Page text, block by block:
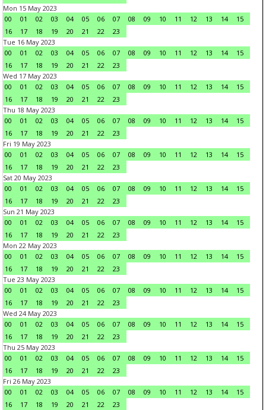
Mon 15 May 2023
00
01 02 03 04 05 06 07 08 09 10 11 12 13 14
15
16
17 18 19 20 21 22
23
Tue 16 May 2023
00
01 02 03 04 05 06 07 08 09 10 11 12 13 14
15
16
17 18 19 20 21 22
23
Wed 17 May 2023
00
01 02 03 04 05 06 07 08 09 10 11 12 13 14
15
16
17 18 19 20 21 22
23
Thu 18 May 2023
00
01 02 03 04 05 06 07 08 09 10 11 12 13 14
15
16
17 18 19 20 21 22
23
Fri 19 May 2023
00
01 02 03 04 05 06 07 08 09 10 11 12 13 14
15
16
17 18 19 20 21 22
23
Sat 20 May 2023
00
01 02 03 04 05 06 07 08 09 10 11 12 13 14
15
16
17 18 19 20 21 22
23
Sun 21 May 2023
00
01 02 03 04 05 06 07 08 09 10 11 12 13 14
15
16
17 18 19 20 21 22
23
Mon 22 May 2023
00
01 02 03 04 05 06 07 08 09 10 11 12 13 14
15
16
17 18 19 20 21 22
23
Tue 23 May 2023
00
01 02 03 04 05 06 07 08 09 10 11 12 13 14
15
16
17 18 19 20 21 22
23
Wed 24 May 2023
00
01 02 03 04 05 06 07 08 09 10 11 12 13 14
15
16
17 18 19 20 21 22
23
Thu 25 May 2023
00
01 02 03 04 05 06 07 08 09 10 11 12 13 14
15
16
17 18 19 20 21 22
23
Fri 26 May 2023
00
01 02 03 04 05 06 07 08 09 10 11 12 13 14
15
16
17 18 19 20 21 22
23